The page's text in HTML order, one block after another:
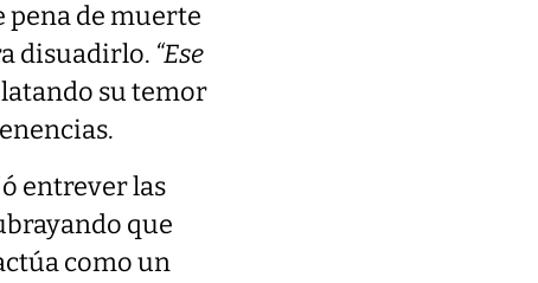
pena de muerte
disuadirlo. “Ese
su temor
entrever las
que
como un